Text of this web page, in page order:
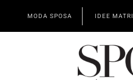
MODA SPOSA IDEE